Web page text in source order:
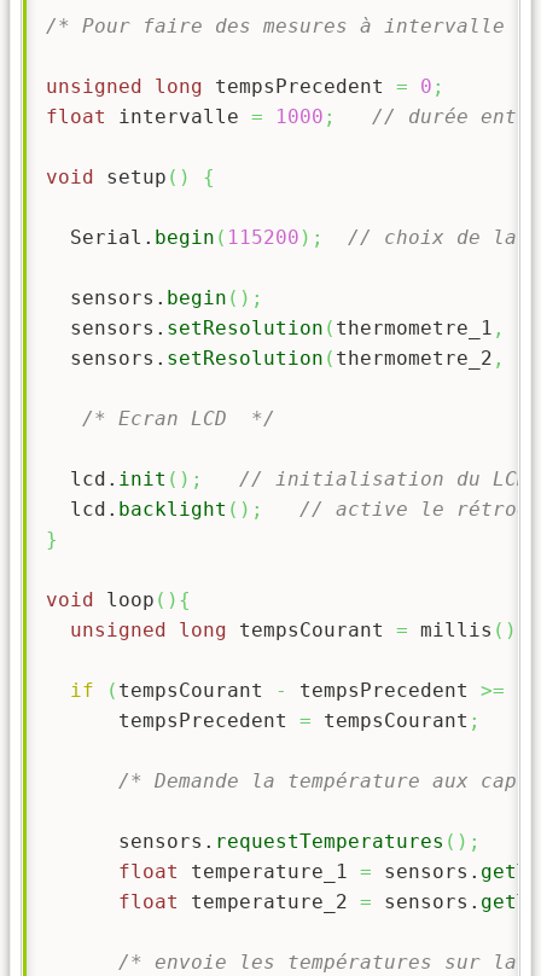
/* Pour faire des mesures à intervalle
unsigned long tempsPrecedent = 0 ;
float
intervalle = 1000 ; // durée entre
void setup ( ) {
  Serial.
begin ( 115200 ) ; // choix de la
  sensors.
begin ( ) ;
  sensors.
setResolution ( thermometre_1 ,
  sensors.
setResolution ( thermometre_2 ,
/* Ecran LCD  */
  lcd.
init ( ) ;
// initialisation du LCD
  lcd.
backlight ( ) ;
// active le
}
void loop ( ) {
unsigned
long tempsCourant = millis ( )
if ( tempsCourant - tempsPrecedent >=
      tempsPrecedent
= tempsCourant ;
/* Demande la température aux
      sensors.
requestTemperatures ( ) ;
float
temperature_1 = sensors.
float
temperature_2 = sensors.
/* envoie les températures sur